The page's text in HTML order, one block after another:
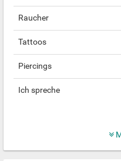
Raucher
Tattoos
Piercings
Ich spreche